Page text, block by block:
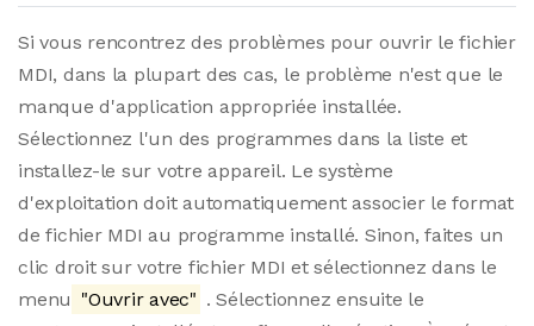
Si vous rencontrez des problèmes pour ouvrir le fichier
MDI, dans la plupart des cas, le problème n'est que le
manque d'application appropriée installée.
Sélectionnez l'un des programmes dans la liste et
installez-le sur votre appareil. Le système
d'exploitation doit automatiquement associer le format
de fichier MDI au programme installé. Sinon, faites un
clic droit sur votre fichier MDI et sélectionnez dans le
menu "Ouvrir avec" . Sélectionnez ensuite le